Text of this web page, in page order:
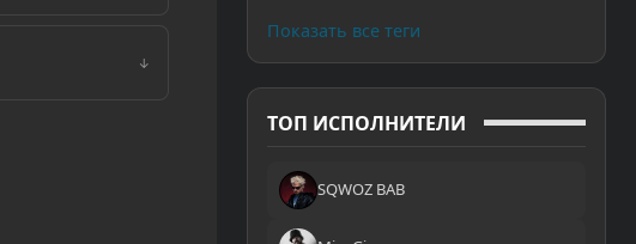
Показать все теги
ТОП ИСПОЛНИТЕЛИ
SQWOZ BAB
↓